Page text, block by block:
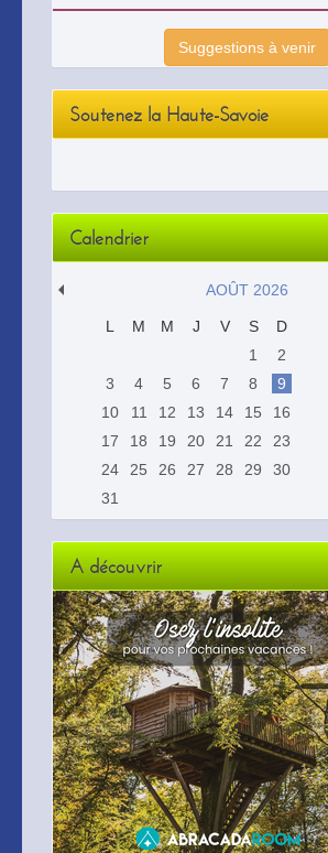
Suggestions à venir
Soutenez la Haute-Savoie
Calendrier
AOÛT 2026
L M M J V S
D
1
2
3
4 5 6 7 8
9
10
11 12 13 14 15
16
17
18 19 20 21 22
23
24
25 26 27 28 29
30
31
A découvrir